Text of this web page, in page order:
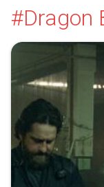
#Dragon